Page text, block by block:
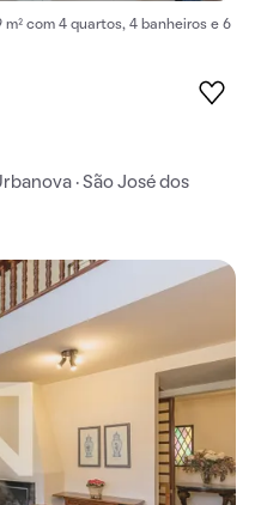
com 4 quartos, 4 banheiros e 6
· São José dos